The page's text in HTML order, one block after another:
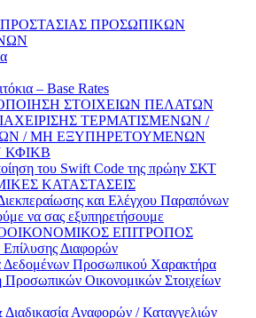
ΠΡΟΣΩΠΙΚΩΝ
– Base Rates
ΣΤΟΙΧΕΙΩΝ ΠΕΛΑΤΩΝ
ΤΕΡΜΑΤΙΣΜΕΝΩΝ /
/ ΜΗ ΕΞΥΠΗΡΕΤΟΥΜΕΝΩΝ
ΚΦΙΚΒ
του Swift Code της πρώην ΣΚΤ
ΚΑΤΑΣΤΑΣΕΙΣ
και Ελέγχου Παραπόνων
να σας εξυπηρετήσουμε
ΕΠΙΤΡΟΠΟΣ
Επίλυσης Διαφορών
Δεδομένων Προσωπικού Χαρακτήρα
Οικονομικών Στοιχείων
Διαδικασία Αναφορών / Καταγγελιών